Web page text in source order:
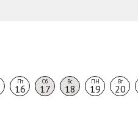
Пт
16
Сб
17
Вс
18
ПН
19
Вт
20